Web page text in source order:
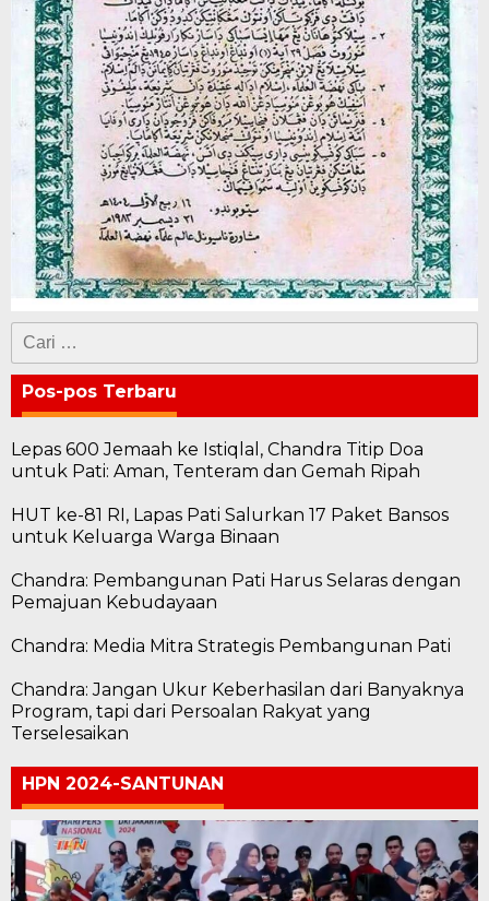
Cari
untuk:
Pos-pos Terbaru
Lepas 600 Jemaah ke Istiqlal, Chandra Titip Doa
untuk Pati: Aman, Tenteram dan Gemah Ripah
HUT ke-81 RI, Lapas Pati Salurkan 17 Paket Bansos
untuk Keluarga Warga Binaan
Chandra: Pembangunan Pati Harus Selaras dengan
Pemajuan Kebudayaan
Chandra: Media Mitra Strategis Pembangunan Pati
Chandra: Jangan Ukur Keberhasilan dari Banyaknya
Program, tapi dari Persoalan Rakyat yang
Terselesaikan
HPN 2024-SANTUNAN